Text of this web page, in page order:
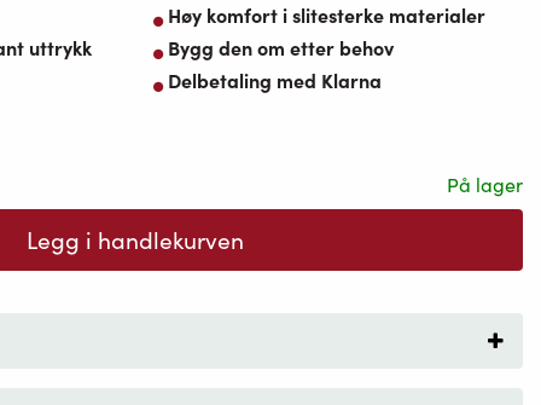
Høy komfort i slitesterke materialer
uttrykk
Bygg den om etter behov
Delbetaling med Klarna
På lager
Legg i handlekurven